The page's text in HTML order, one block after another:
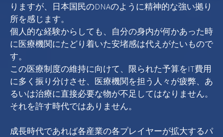
りますが、日本国民のDNAのように精神的な強い拠り
所を感じます。
個人的な経験からしても、自分の身内が何かあった時
に医療機関にたどり着いた安堵感は代えがたいもので
す。
この医療制度の維持に向けて、限られた予算をIT費用
に多く振り分けさせ、医療機関を担う人々が疲弊、あ
るいは治療に直接必要な物が不足してはなりません。
それを許す時代ではありません。
成長時代であれば各産業の各プレイヤーが拡大するパ